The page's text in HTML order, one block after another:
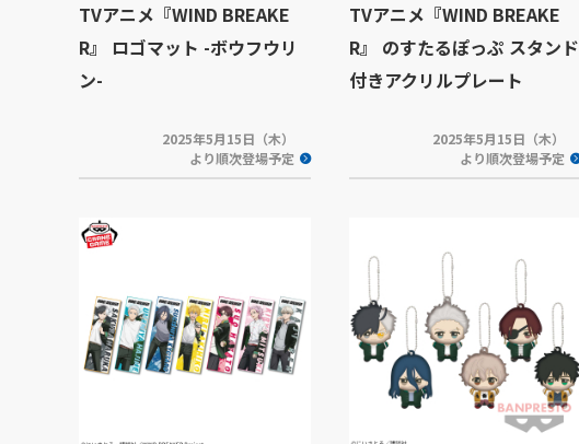
TVアニメ『WIND BREAKE
R』 ロゴマット -ボウフウリ
ン-
2025年5月15日（木）
より順次登場予定
TVアニメ『WIND BREAKE
R』 のすたるぽっぷ スタンド
付きアクリルプレート
2025年5月15日（木）
より順次登場予定